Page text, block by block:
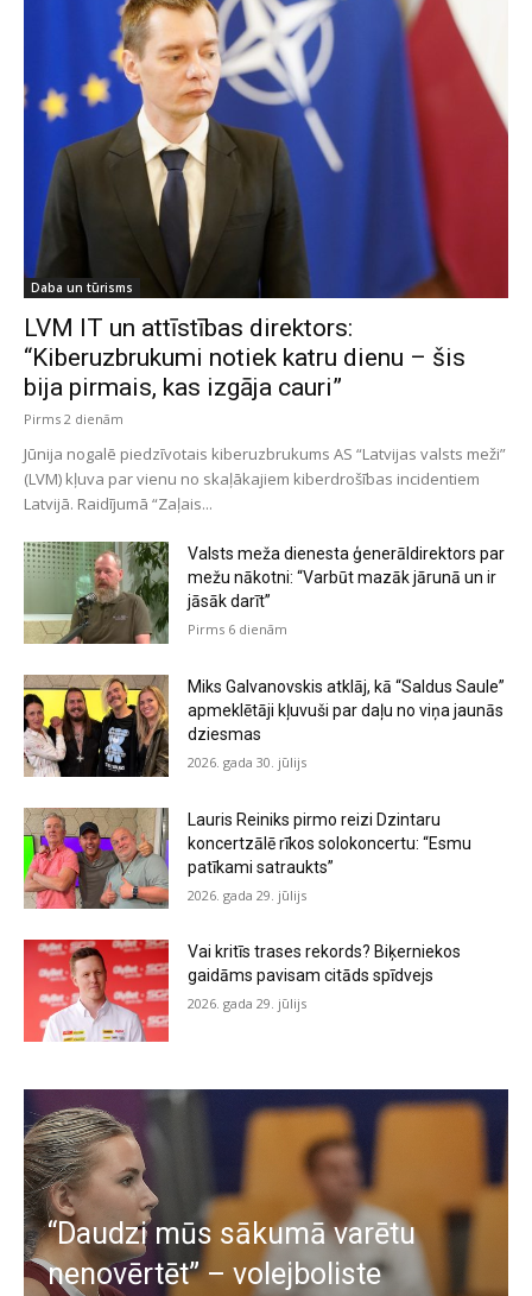
Daba un tūrisms
LVM IT un attīstības direktors:
“Kiberuzbrukumi notiek katru dienu – šis
bija pirmais, kas izgāja cauri”
Pirms 2 dienām
Jūnija nogalē piedzīvotais kiberuzbrukums AS “Latvijas valsts meži”
(LVM) kļuva par vienu no skaļākajiem kiberdrošības incidentiem
Latvijā. Raidījumā “Zaļais...
Valsts meža dienesta ģenerāldirektors par
mežu nākotni: “Varbūt mazāk jārunā un ir
jāsāk darīt”
Pirms 6 dienām
Miks Galvanovskis atklāj, kā “Saldus Saule”
apmeklētāji kļuvuši par daļu no viņa jaunās
dziesmas
2026. gada 30. jūlijs
Lauris Reiniks pirmo reizi Dzintaru
koncertzālē rīkos solokoncertu: “Esmu
patīkami satraukts”
2026. gada 29. jūlijs
Vai kritīs trases rekords? Biķerniekos
gaidāms pavisam citāds spīdvejs
2026. gada 29. jūlijs
“Daudzi mūs sākumā varētu
nenovērtēt” – volejboliste